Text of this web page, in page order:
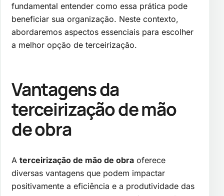
fundamental entender como essa prática pode
beneficiar sua organização. Neste contexto,
abordaremos aspectos essenciais para escolher
a melhor opção de terceirização.
Vantagens da
terceirização de mão
de obra
A terceirização de mão de obra oferece
diversas vantagens que podem impactar
positivamente a eficiência e a produtividade das